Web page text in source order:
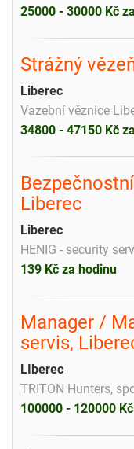
25000 - 30000 Kč
Strážný
Liberec
Vazební věznice
34800 - 47150 Kč
Liberec
Liberec
HENIG - security
139 Kč za hodinu
Manager /
servis,
LIberec
TRITON Hunters,
100000 - 120000